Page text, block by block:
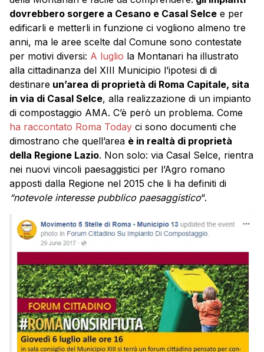
dovrebbero sorgere a Cesano e Casal Selce e per
edificarli e metterli in funzione ci vogliono almeno tre
anni, ma le aree scelte dal Comune sono contestate
per motivi diversi: A luglio la Montanari ha illustrato
alla cittadinanza del XIII Municipio l’ipotesi di di
destinare un’area di proprietà di Roma Capitale, sita
in via di Casal Selce, alla realizzazione di un impianto
di compostaggio AMA. C’è però un problema. Come
ha raccontato Roma Today ci sono documenti che
dimostrano che quell’area è in realtà di proprietà
della Regione Lazio. Non solo: via Casal Selce, rientra
nei nuovi vincoli paesaggistici per l’Agro romano
apposti dalla Regione nel 2015 che li ha definiti di
“notevole interesse pubblico paesaggistico“.